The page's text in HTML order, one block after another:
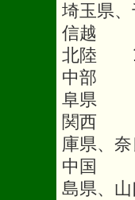
埼玉県
信越
北陸
中部
阜県
関西
庫県、
中国
島県、